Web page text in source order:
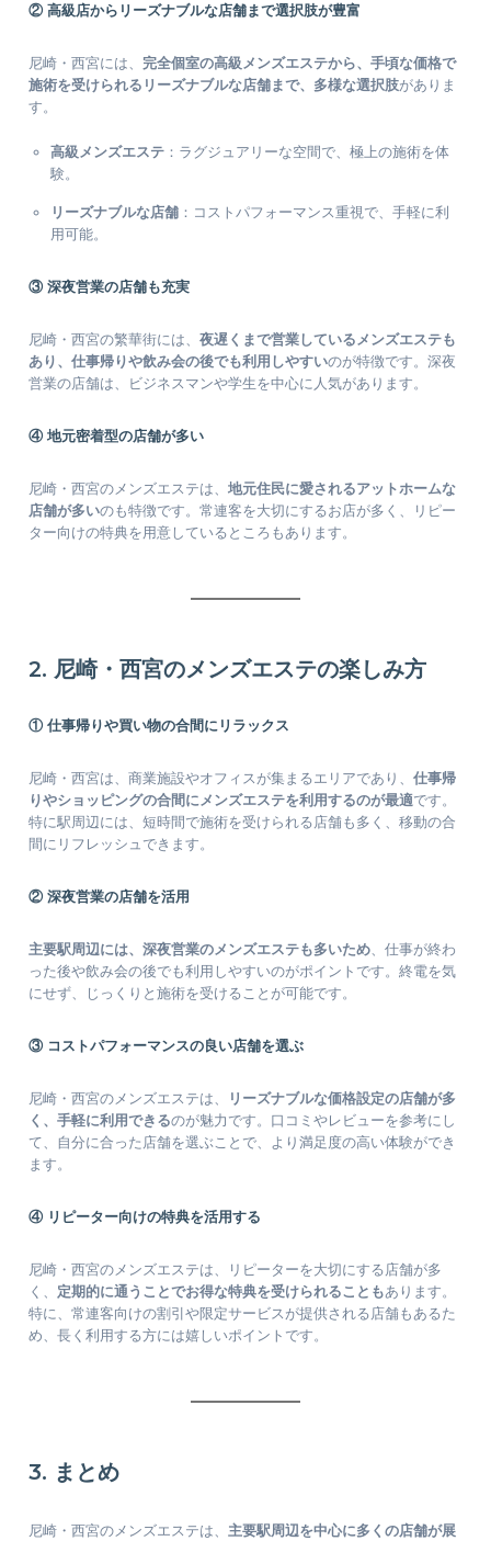
② 高級店からリーズナブルな店舗まで選択肢が豊富
尼崎・西宮には、 完全個室の高級メンズエステから、手頃な価格で
施術を受けられるリーズナブルな店舗まで、多様な選択肢がありま
す。
高級メンズエステ ：ラグジュアリーな空間で、極上の施術を体
験。
リーズナブルな店舗 ：コストパフォーマンス重視で、手軽に利
用可能。
③ 深夜営業の店舗も充実
尼崎・西宮の繁華街には、夜遅くまで営業しているメンズエステも
あり、仕事帰りや飲み会の後でも利用しやすいのが特徴です。深夜
営業の店舗は、ビジネスマンや学生を中心に人気があります。
④ 地元密着型の店舗が多い
尼崎・西宮のメンズエステは、地元住民に愛されるアットホームな
店舗が多いのも特徴です。常連客を大切にするお店が多く、リピー
ター向けの特典を用意しているところもあります。
2. 尼崎・西宮のメンズエステの楽しみ方
① 仕事帰りや買い物の合間にリラックス
尼崎・西宮は、商業施設やオフィスが集まるエリアであり、仕事帰
りやショッピングの合間にメンズエステを利用するのが最適です。
特に駅周辺には、短時間で施術を受けられる店舗も多く、移動の合
間にリフレッシュできます。
② 深夜営業の店舗を活用
主要駅周辺には、深夜営業のメンズエステも多いため 、仕事が終わ
った後や飲み会の後でも利用しやすいのがポイントです。終電を気
にせず、じっくりと施術を受けることが可能です。
③ コストパフォーマンスの良い店舗を選ぶ
尼崎・西宮のメンズエステは、
リーズナブルな価格設定の店舗が多
く、手軽に利用できるのが魅力です。口コミやレビューを参考にし
て、自分に合った店舗を選ぶことで、より満足度の高い体験ができ
ます。
④ リピーター向けの特典を活用する
尼崎・西宮のメンズエステは、リピーターを大切にする店舗が多
く、 定期的に通うことでお得な特典を受けられることもあります。
特に、常連客向けの割引や限定サービスが提供される店舗もあるた
め、長く利用する方には嬉しいポイントです。
3. まとめ
尼崎・西宮のメンズエステは、 主要駅周辺を中心に多くの店舗が展